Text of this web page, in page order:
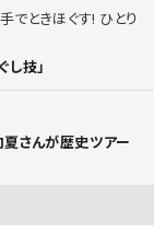
でときほぐす! ひとり
技」
夏さんが歴史ツアー